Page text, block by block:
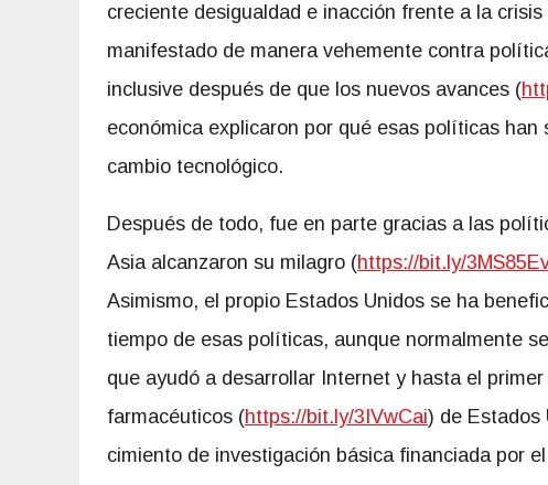
creciente desigualdad e inacción frente a la
manifestado de manera vehemente contra
inclusive después de que los nuevos avances (
económica explicaron por qué esas políticas
cambio tecnológico.
Después de todo, fue en parte gracias a las
Asia alcanzaron su milagro (https://bit.ly/
Asimismo, el propio Estados Unidos se ha
tiempo de esas políticas, aunque normalmente
que ayudó a desarrollar Internet y hasta el
farmacéuticos (https://bit.ly/3IVwCai) de Estados
cimiento de investigación básica financiada por